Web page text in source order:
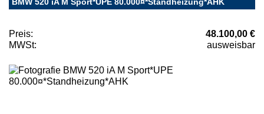
Preis:
48.100,00 €
MWSt:
ausweisbar